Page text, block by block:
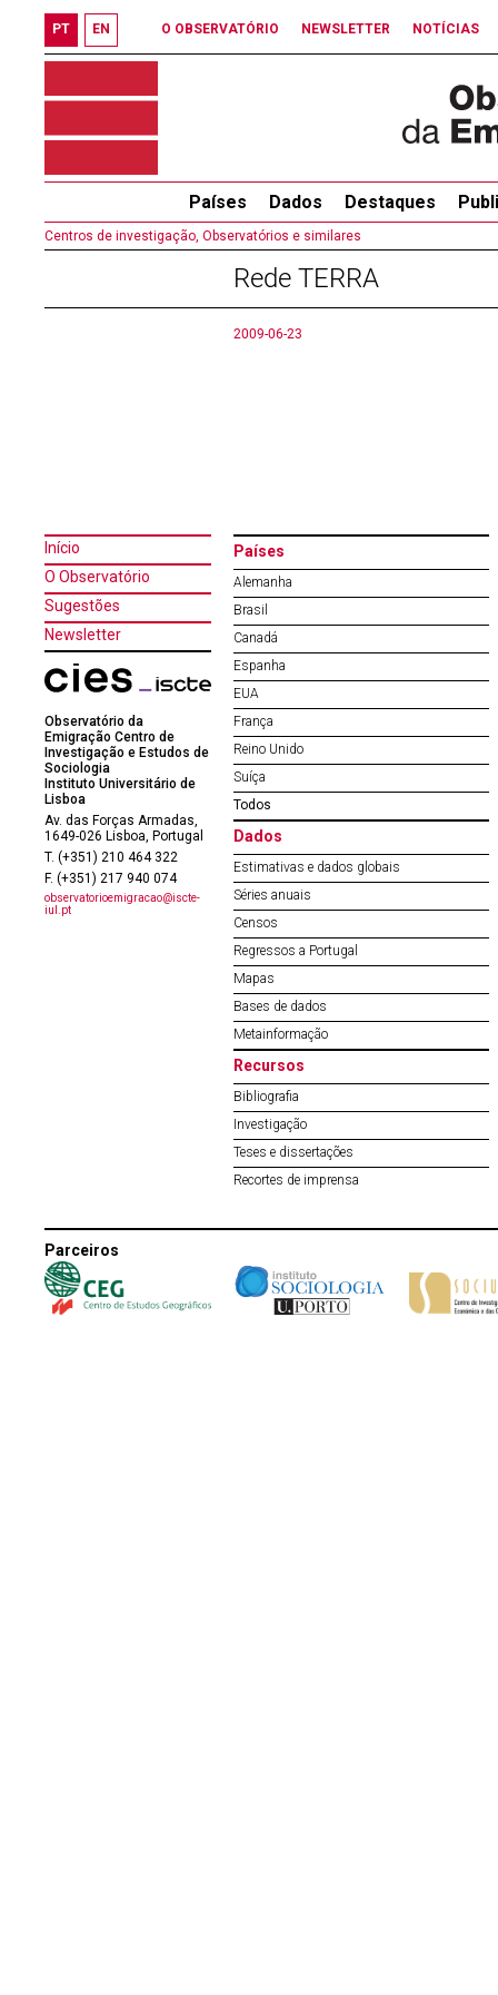
PT EN O OBSERVATÓRIO NEWSLETTER NOTÍCIAS
Países Dados Destaques
Centros de investigação, Observatórios e similares
Rede TERRA
2009-06-23
Início
O Observatório
Sugestões
Newsletter
Observatório da
Emigração Centro de
Investigação e Estudos de
Sociologia
Instituto Universitário de
Lisboa
Av. das Forças Armadas,
1649-026 Lisboa, Portugal
T. (+351) 210 464 322
F. (+351) 217 940 074
observatorioemigracao@iscte-
iul.pt
Países
Alemanha
Brasil
Canadá
Espanha
EUA
França
Reino Unido
Suíça
Todos
Dados
Estimativas e dados globais
Séries anuais
Censos
Regressos a Portugal
Mapas
Bases de dados
Metainformação
Recursos
Bibliografia
Investigação
Teses e dissertações
Recortes de imprensa
Parceiros